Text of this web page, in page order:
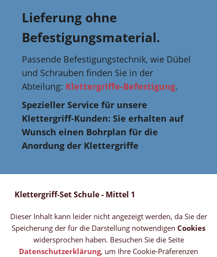
Lieferung ohne
Befestigungsmaterial.
Passende Befestigungstechnik, wie Dübel
und Schrauben finden Sie in der
Abteilung: Klettergriffe-Befestigung.
Spezieller Service für unsere
Klettergriff-Kunden: Sie erhalten auf
Wunsch einen Bohrplan für die
Anordung der Klettergriffe
Klettergriff-Set Schule - Mittel 1
Dieser Inhalt kann leider nicht angezeigt werden, da Sie der
Speicherung der für die Darstellung notwendigen Cookies
widersprochen haben. Besuchen Sie die Seite
Datenschutzerklärung, um Ihre Cookie-Präferenzen